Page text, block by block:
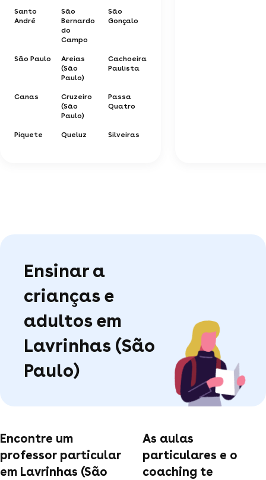
Santo
André
São
Bernardo
do
Campo
São
Gonçalo
São Paulo
Areias
(São
Paulo)
Cachoeira
Paulista
Canas
Cruzeiro
(São
Paulo)
Passa
Quatro
Piquete Queluz Silveiras
Ensinar a
crianças e
adultos em
Lavrinhas (São
Paulo)
Encontre um
professor particular
em Lavrinhas (São
As aulas
particulares e o
coaching te